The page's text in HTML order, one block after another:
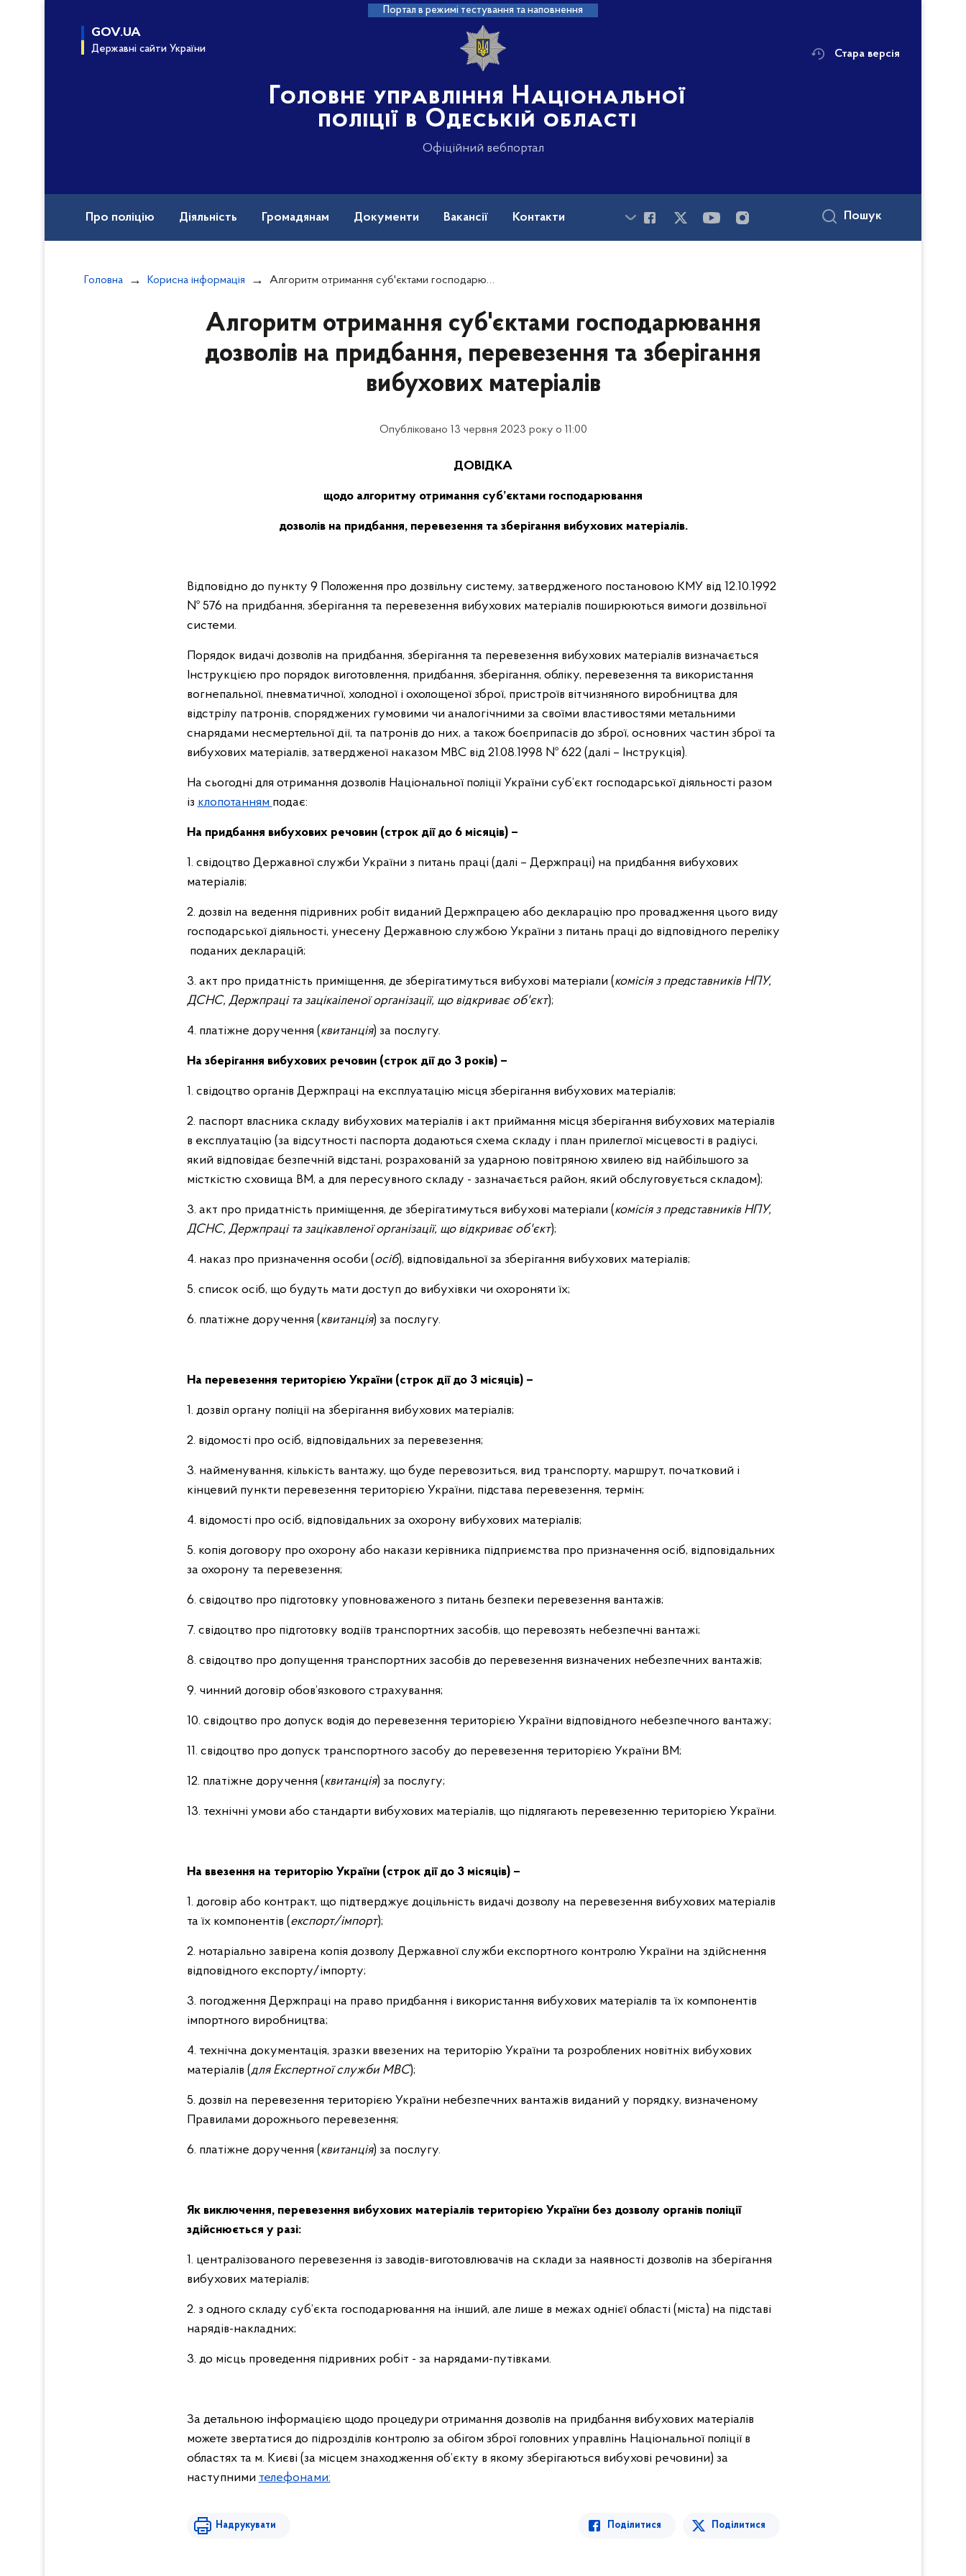
Портал в режимі тестування та наповнення
GOV.UA
Державні сайти України
Головне управління Національної
поліції в Одеській області
Офіційний вебпортал
Стара версія
Про поліцію Діяльність Громадянам Документи Вакансії Контакти Пошук
Головна Корисна інформація Алгоритм отримання суб'єктами господарювання дозволів на придбання, перевезення та зберігання вибухових матеріалів
Алгоритм отримання суб'єктами господарювання
дозволів на придбання, перевезення та зберігання
вибухових матеріалів
Опубліковано 13 червня 2023 року о 11:00
ДОВІДКА
щодо алгоритму отримання суб’єктами господарювання
дозволів на придбання, перевезення та зберігання вибухових матеріалів.
Відповідно до пункту 9 Положення про дозвільну систему, затвердженого постановою КМУ від 12.10.1992
№ 576 на придбання, зберігання та перевезення вибухових матеріалів поширюються вимоги дозвільної
системи.
Порядок видачі дозволів на придбання, зберігання та перевезення вибухових матеріалів визначається
Інструкцією про порядок виготовлення, придбання, зберігання, обліку, перевезення та використання
вогнепальної, пневматичної, холодної і охолощеної зброї, пристроїв вітчизняного виробництва для
відстрілу патронів, споряджених гумовими чи аналогічними за своїми властивостями метальними
снарядами несмертельної дії, та патронів до них, а також боєприпасів до зброї, основних частин зброї та
вибухових матеріалів, затвердженої наказом МВС від 21.08.1998 № 622 (далі – Інструкція).
На сьогодні для отримання дозволів Національної поліції України суб’єкт господарської діяльності разом
із клопотанням подає:
На придбання вибухових речовин (строк дії до 6 місяців) –
1. свідоцтво Державної служби України з питань праці (далі – Держпраці) на придбання вибухових
матеріалів;
2. дозвіл на ведення підривних робіт виданий Держпрацею або декларацію про провадження цього виду
господарської діяльності, унесену Державною службою України з питань праці до відповідного переліку
поданих декларацій;
3. акт про придатність приміщення, де зберігатимуться вибухові матеріали (комісія з представників НПУ,
ДСНС, Держпраці та зацікаіленої організації, що відкриває об'єкт);
4. платіжне доручення (квитанція) за послугу.
На зберігання вибухових речовин (строк дії до 3 років) –
1. свідоцтво органів Держпраці на експлуатацію місця зберігання вибухових матеріалів;
2. паспорт власника складу вибухових матеріалів і акт приймання місця зберігання вибухових матеріалів
в експлуатацію (за відсутності паспорта додаються схема складу і план прилеглої місцевості в радіусі,
який відповідає безпечній відстані, розрахованій за ударною повітряною хвилею від найбільшого за
місткістю сховища ВМ, а для пересувного складу - зазначається район, який обслуговується складом);
3. акт про придатність приміщення, де зберігатимуться вибухові матеріали (комісія з представників НПУ,
ДСНС, Держпраці та зацікавленої організації, що відкриває об'єкт);
4. наказ про призначення особи (осіб), відповідальної за зберігання вибухових матеріалів;
5. список осіб, що будуть мати доступ до вибухівки чи охороняти їх;
6. платіжне доручення (квитанція) за послугу.
На перевезення територією України (строк дії до 3 місяців) –
1. дозвіл органу поліції на зберігання вибухових матеріалів;
2. відомості про осіб, відповідальних за перевезення;
3. найменування, кількість вантажу, що буде перевозиться, вид транспорту, маршрут, початковий і
кінцевий пункти перевезення територією України, підстава перевезення, термін;
4. відомості про осіб, відповідальних за охорону вибухових матеріалів;
5. копія договору про охорону або накази керівника підприємства про призначення осіб, відповідальних
за охорону та перевезення;
6. свідоцтво про підготовку уповноваженого з питань безпеки перевезення вантажів;
7. свідоцтво про підготовку водіїв транспортних засобів, що перевозять небезпечні вантажі;
8. свідоцтво про допущення транспортних засобів до перевезення визначених небезпечних вантажів;
9. чинний договір обов’язкового страхування;
10. свідоцтво про допуск водія до перевезення територією України відповідного небезпечного вантажу;
11. свідоцтво про допуск транспортного засобу до перевезення територією України ВМ;
12. платіжне доручення (квитанція) за послугу;
13. технічні умови або стандарти вибухових матеріалів, що підлягають перевезенню територією України.
На ввезення на територію України (строк дії до 3 місяців) –
1. договір або контракт, що підтверджує доцільність видачі дозволу на перевезення вибухових матеріалів
та їх компонентів (експорт/імпорт);
2. нотаріально завірена копія дозволу Державної служби експортного контролю України на здійснення
відповідного експорту/імпорту;
3. погодження Держпраці на право придбання і використання вибухових матеріалів та їх компонентів
імпортного виробництва;
4. технічна документація, зразки ввезених на територію України та розроблених новітніх вибухових
матеріалів (для Експертної служби МВС);
5. дозвіл на перевезення територією України небезпечних вантажів виданий у порядку, визначеному
Правилами дорожнього перевезення;
6. платіжне доручення (квитанція) за послугу.
Як виключення, перевезення вибухових матеріалів територією України без дозволу органів поліції
здійснюється у разі:
1. централізованого перевезення із заводів-виготовлювачів на склади за наявності дозволів на зберігання
вибухових матеріалів;
2. з одного складу суб’єкта господарювання на інший, але лише в межах однієї області (міста) на підставі
нарядів-накладних;
3. до місць проведення підривних робіт - за нарядами-путівками.
За детальною інформацією щодо процедури отримання дозволів на придбання вибухових матеріалів
можете звертатися до підрозділів контролю за обігом зброї головних управлінь Національної поліції в
областях та м. Києві (за місцем знаходження об’єкту в якому зберігаються вибухові речовини) за
наступними телефонами:
Надрукувати Поділитися Поділитися